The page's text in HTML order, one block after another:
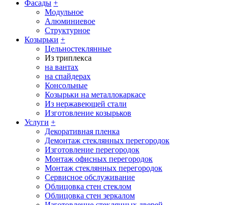
Фасады +
Модульное
Алюминиевое
Структурное
Козырьки +
Цельностеклянные
Из триплекса
на вантах
на спайдерах
Консольные
Козырьки на металлокаркасе
Из нержавеющей стали
Изготовление козырьков
Услуги +
Декоративная пленка
Демонтаж стеклянных перегородок
Изготовление перегородок
Монтаж офисных перегородок
Монтаж стеклянных перегородок
Сервисное обслуживание
Облицовка стен стеклом
Облицовка стен зеркалом